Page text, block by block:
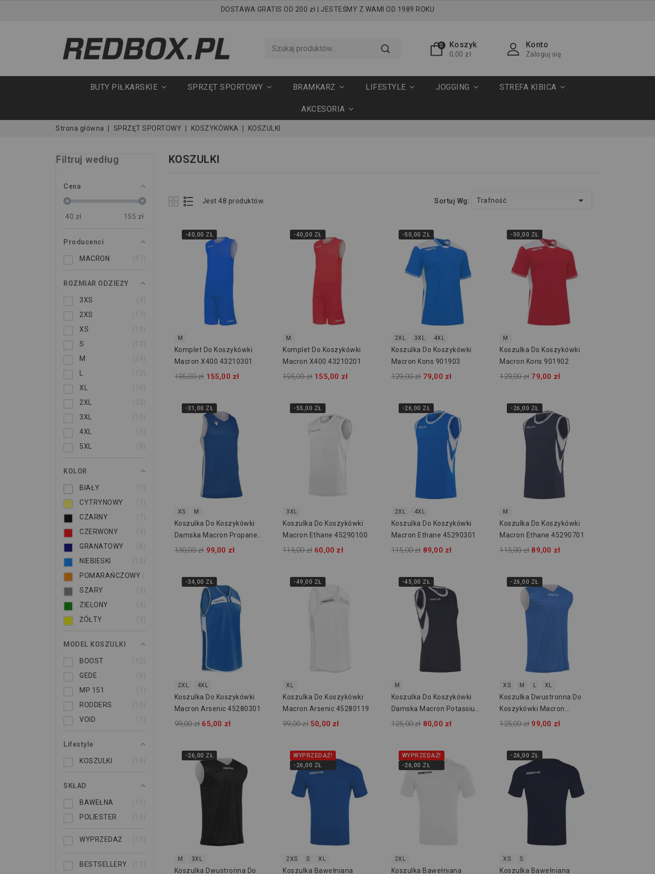
DOSTAWA GRATIS OD 200 zł | JESTEŚMY Z WAMI OD 1989 ROKU
0 Koszyk
0,00 zł
Konto
Zaloguj się
BUTY PIŁKARSKIE SPRZĘT SPORTOWY BRAMKARZ LIFESTYLE JOGGING STREFA KIBICA
AKCESORIA
Strona główna SPRZĘT SPORTOWY KOSZYKÓWKA KOSZULKI
Filtruj według
Cena
40 zł 155 zł
Producenci
MACRON 47
ROZMIAR ODZIEŻY
3XS
9
2XS
17
XS
19
S
12
M
24
12
XL
16
2XL
23
3XL
10
4XL
5
5XL
8
KOLOR
BIAŁY
7
CYTRYNOWY
CZARNY
7
CZERWONY
5
GRANATOWY
6
NIEBIESKI
12
POMARAŃCZOWY
SZARY
3
ZIELONY
4
ŻÓŁTY
3
MODEL KOSZULKI
BOOST
12
GEDE
6
MP 151
RODDERS
10
VOID
Lifestyle
KOSZULKI 14
SKŁAD
BAWEŁNA
POLIESTER
16
WYPRZEDAŻ 19
BESTSELLERY
KOSZULKI
Jest 48 produktów. Sortuj Wg: Trafność 
-40,00 ZŁ
M
Komplet Do Koszykówki
Macron X400 43210301
195,00 zł 155,00 zł
-40,00 ZŁ
M
Komplet Do Koszykówki
Macron X400 43210201
195,00 zł 155,00 zł
-50,00 ZŁ
2XL 3XL 4XL
Koszulka Do Koszykówki
Macron Kons 901903
129,00 zł 79,00 zł
-50,00 ZŁ
M
Koszulka Do Koszykówki
Macron Kons 901902
129,00 zł 79,00 zł
-31,00 ZŁ
XS M
Koszulka Do Koszykówki
Damska Macron Propane
40280301
130,00 zł 99,00 zł
-55,00 ZŁ
3XL
Koszulka Do Koszykówki
Macron Ethane 45290100
115,00 zł 60,00 zł
-26,00 ZŁ
2XL 4XL
Koszulka Do Koszykówki
Macron Ethane 45290301
115,00 zł 89,00 zł
-26,00 ZŁ
M
Koszulka Do Koszykówki
Macron Ethane 45290701
115,00 zł 89,00 zł
-34,00 ZŁ
2XL 4XL
Koszulka Do Koszykówki
Macron Arsenic 45280301
99,00 zł 65,00 zł
-49,00 ZŁ
XL
Koszulka Do Koszykówki
Macron Arsenic 45280119
99,00 zł 50,00 zł
-45,00 ZŁ
M
Koszulka Do Koszykówki
Damska Macron Potassium
40250701
125,00 zł 80,00 zł
-26,00 ZŁ
XS M L XL
Koszulka Dwustronna Do
Koszykówki Macron
Memphys 40200301
125,00 zł 99,00 zł
-26,00 ZŁ
M 3XL
Koszulka Dwustronna Do
WYPRZEDAŻ!
-26,00 ZŁ
2XS S XL
Koszulka Bawełniana
WYPRZEDAŻ!
-26,00 ZŁ
2XL
Koszulka Bawełniana
-26,00 ZŁ
XS S
Koszulka Bawełniana